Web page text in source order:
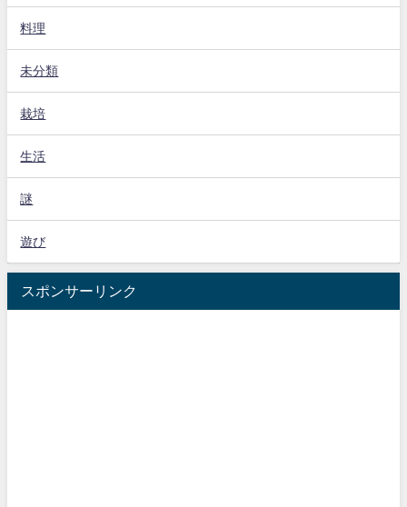
料理
未分類
栽培
生活
謎
遊び
スポンサーリンク